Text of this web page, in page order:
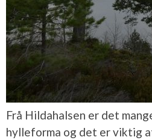
Frå Hildahalsen er det
hylleforma og det er viktig